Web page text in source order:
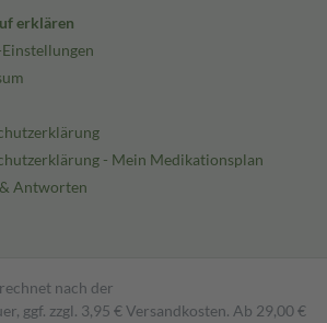
erklären
- Mein Medikationsplan
Antworten
nach der
ggf. zzgl. 3,95 € Versandkosten. Ab 29,00 €